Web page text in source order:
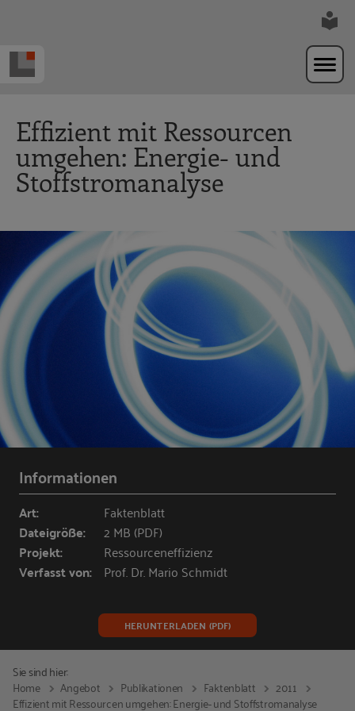
Effizient mit Ressourcen
umgehen: Energie- und
Stoffstromanalyse
Informationen
Art: Faktenblatt
Dateigröße: 2 MB (PDF)
Projekt: Ressourceneffizienz
Verfasst von: Prof. Dr. Mario Schmidt
HERUNTERLADEN (PDF)
Sie sind hier:
Home
Angebot Publikationen Faktenblatt
2011
Effizient mit Ressourcen umgehen: Energie- und Stoffstromanalyse